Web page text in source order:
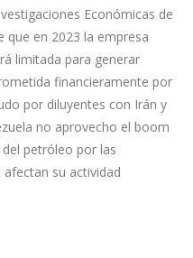
Económicas de
que en 2023 la empresa
limitada para generar
financieramente por
por diluyentes con Irán y
no aprovecho el boom
petróleo por las
su actividad